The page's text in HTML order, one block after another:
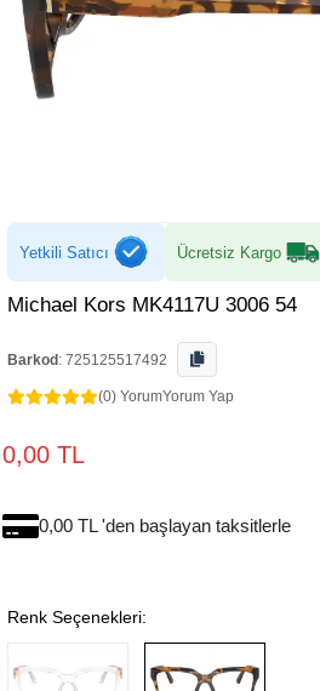
Yetkili Satıcı Ücretsiz Kargo
Michael Kors MK4117U 3006 54
Barkod : 725125517492
(0) YorumYorum Yap
0,00 TL
0,00 TL 'den başlayan taksitlerle
Renk Seçenekleri: